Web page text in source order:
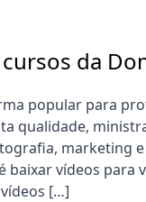
da
popular para
qualidade,
marketing
vídeos para
[…]